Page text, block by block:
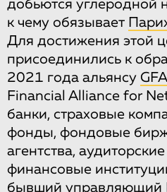
добьются углеродной
к чему обязывает
Для достижения этой
присоединились к
2021 года альянсу
Financial Alliance for
банки, страховые
фонды, фондовые
агентства,
финансовые
бывший управляющий